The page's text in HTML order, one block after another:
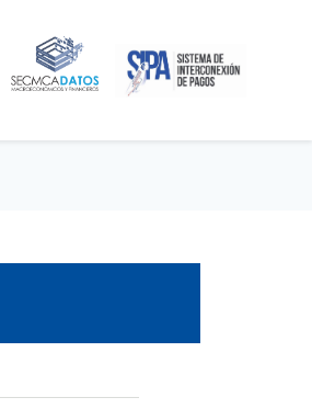
SECMCA
DATOS
SISTEMA DE
INTERCONEXIÓN
DE PAGOS